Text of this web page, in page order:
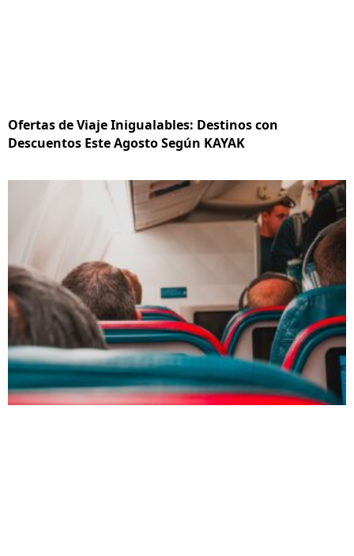
Ofertas de Viaje Inigualables: Destinos con
Descuentos Este Agosto Según KAYAK